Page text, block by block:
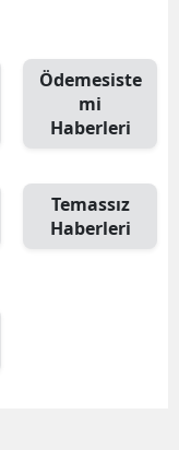
Ödemesiste
mi
Haberleri
Temassız
Haberleri